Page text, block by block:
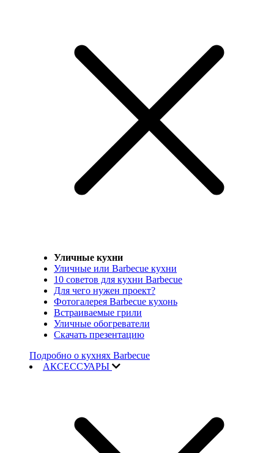
Уличные кухни
Уличные или Barbecue кухни
10 советов для кухни Barbecue
Для чего нужен проект?
Фотогалерея Barbecue кухонь
Встраиваемые грили
Уличные обогреватели
Скачать презентацию
Подробно о кухнях Barbecue
АКСЕССУАРЫ